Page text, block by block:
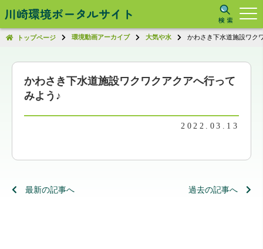
川崎環境ポータルサイト
トップページ 環境動画アーカイブ 大気や水 かわさき下水道施設ワク
かわさき下水道施設ワクワクアクアへ行って
みよう♪
2022.03.13
最新の記事へ 過去の記事へ